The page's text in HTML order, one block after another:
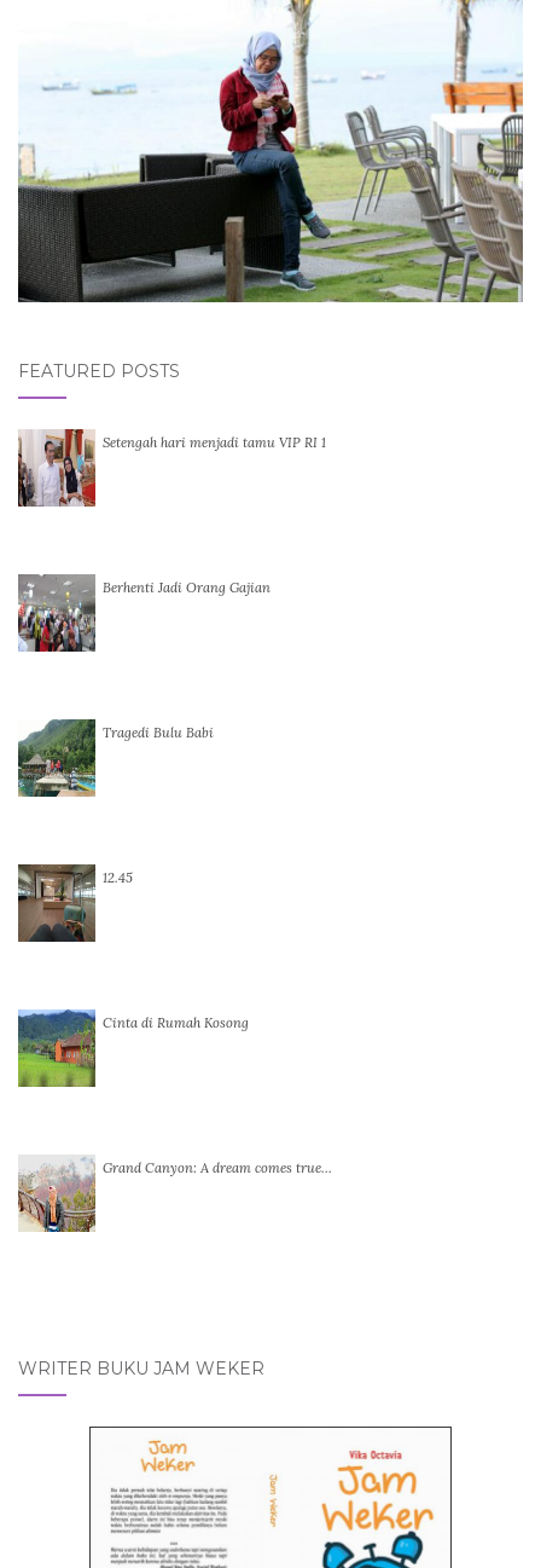
FEATURED POSTS
Setengah hari menjadi tamu VIP RI 1
Berhenti Jadi Orang Gajian
Tragedi Bulu Babi
12.45
Cinta di Rumah Kosong
Grand Canyon: A dream comes true…
WRITER BUKU JAM WEKER